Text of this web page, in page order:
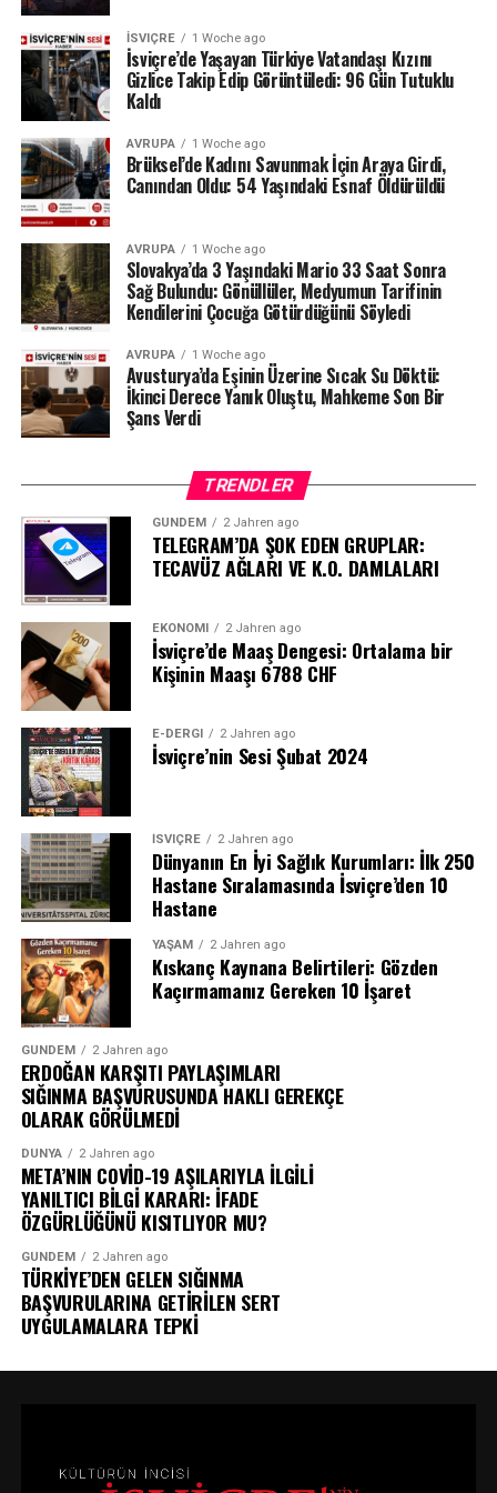
olmadığını savunan sanatçı, derneğin tüm harcama ve
belgelerinin şeffaf olduğunu, İçişleri Bakanlığı
tarafından da düzenli olarak denetlendiğini hatırlattı.
Milyonlarca liralık para transferleri ve şoförün iddiaları
üzerinden derinleşen soruşturmada gözler, yargı
makamlarının atacağı bir sonraki adıma çevrilmiş
durumda.#ahbap #sondakika
İSVIÇRE 1 Woche ago
İsviçre’de Yaşayan Türkiye Vatandaşı Kızını
Gizlice Takip Edip Görüntüledi: 96 Gün Tutuklu
Kaldı
AVRUPA 1 Woche ago
Brüksel’de Kadını Savunmak İçin Araya Girdi,
Canından Oldu: 54 Yaşındaki Esnaf Öldürüldü
AVRUPA 1 Woche ago
Slovakya’da 3 Yaşındaki Mario 33 Saat Sonra
Sağ Bulundu: Gönüllüler, Medyumun Tarifinin
Kendilerini Çocuğa Götürdüğünü Söyledi
AVRUPA 1 Woche ago
Avusturya’da Eşinin Üzerine Sıcak Su Döktü:
İkinci Derece Yanık Oluştu, Mahkeme Son Bir
Şans Verdi
TRENDLER
GÜNDEM 2 Jahren ago
TELEGRAM’DA ŞOK EDEN GRUPLAR:
TECAVÜZ AĞLARI VE K.O. DAMLALARI
EKONOMI 2 Jahren ago
İsviçre’de Maaş Dengesi: Ortalama bir
Kişinin Maaşı 6788 CHF
E-DERGI 2 Jahren ago
İsviçre’nin Sesi Şubat 2024
İSVIÇRE 2 Jahren ago
Dünyanın En İyi Sağlık Kurumları: İlk 250
Hastane Sıralamasında İsviçre’den 10
Hastane
YAŞAM 2 Jahren ago
Kıskanç Kaynana Belirtileri: Gözden
Kaçırmamanız Gereken 10 İşaret
GÜNDEM 2 Jahren ago
ERDOĞAN KARŞITI PAYLAŞIMLARI
SIĞINMA BAŞVURUSUNDA HAKLI GEREKÇE
OLARAK GÖRÜLMEDİ
DÜNYA 2 Jahren ago
META’NIN COVİD-19 AŞILARIYLA İLGİLİ
YANILTICI BİLGİ KARARI: İFADE
ÖZGÜRLÜĞÜNÜ KISITLIYOR MU?
GÜNDEM 2 Jahren ago
TÜRKİYE’DEN GELEN SIĞINMA
BAŞVURULARINA GETİRİLEN SERT
UYGULAMALARA TEPKİ